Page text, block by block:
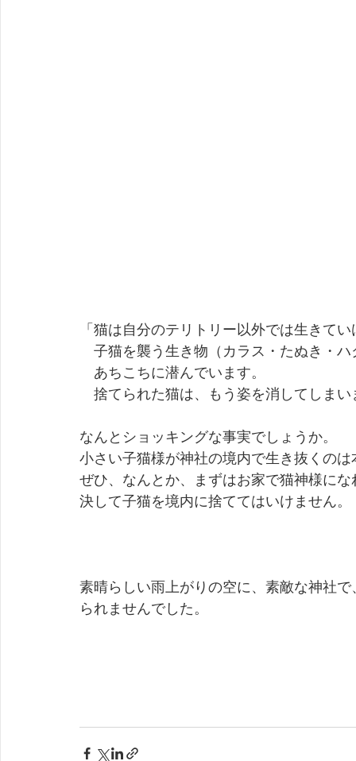
「猫は自分のテリトリー以外では生きて
子猫を襲う生き物（カラス・たぬき・ハ
あちこちに潜んでいます。
捨てられた猫は、もう姿を消してしまい
なんとショッキングな事実でしょうか。
小さい子猫様が神社の境内で生き抜くの
ぜひ、なんとか、まずはお家で猫神様に
決して子猫を境内に捨ててはいけません。
素晴らしい雨上がりの空に、素敵な神社
られませんでした。